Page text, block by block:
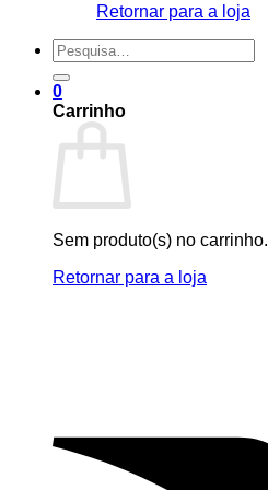
Retornar para a loja
Pesquisar
por:
0
Carrinho
Sem produto(s) no carrinho.
Retornar para a loja